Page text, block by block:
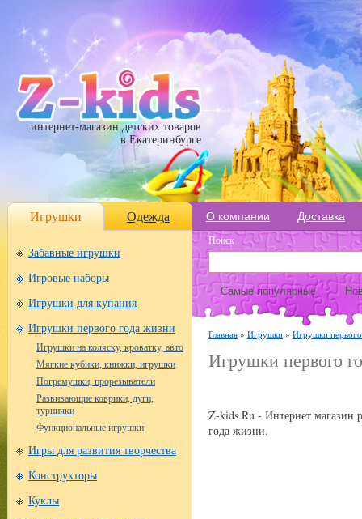
интернет-магазин детских товаров
в Екатеринбурге
Игрушки Одежда О компании Доставка
Забавные игрушки
Игровые наборы
Игрушки для купания
Игрушки первого года жизни
Игрушки на коляску, кроватку, авто
Мягкие кубики, книжки, игрушки
Погремушки, прорезыватели
Развивающие коврики, дуги,
турнички
Функциональные игрушки
Игры для развития творчества
Конструкторы
Куклы
Поиск
Самые популярные
Главная » Игрушки » Игрушки
Игрушки первого
Z-kids.Ru - Интернет магазин
года жизни.